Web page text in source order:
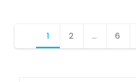
Seitennummerierung
1 Seite
2 … Seite
6